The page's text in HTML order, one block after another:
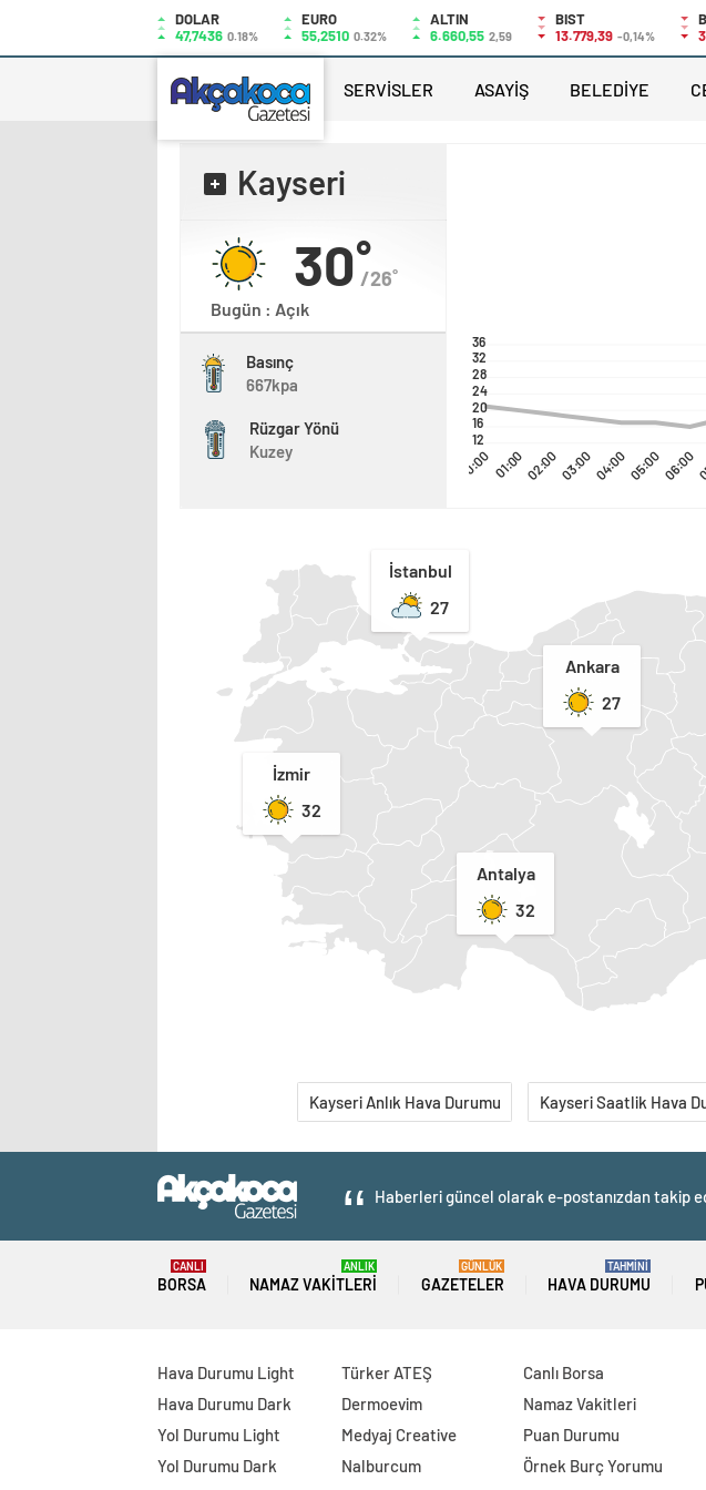
DOLAR
47,7436 0.18%
EURO
55,2510 0.32%
ALTIN
6.660,55 2,59
BIST
13.779,39 -0,14%
SERVİSLER ASAYİŞ BELEDİYE
Kayseri
30˚
/26˚
Bugün : Açık
Basınç
667kpa
Rüzgar Yönü
Kuzey
00:0001:0002:0003:0004:0005:0006:00
36
32
28
24
20
16
12
İstanbul
27
İzmir
32
Ankara
27
Antalya
32
Kayseri Anlık Hava Durumu Kayseri Saatlik Hava
Haberleri güncel olarak e-postanızdan takip
BORSA
CANLI
NAMAZ VAKITLERI
ANLIK
GAZETELER
GÜNLÜK
HAVA DURUMU
TAHMİNİ
Hava Durumu Light
Hava Durumu Dark
Yol Durumu Light
Yol Durumu Dark
Türker ATEŞ
Dermoevim
Medyaj Creative
Nalburcum
Canlı Borsa
Namaz Vakitleri
Puan Durumu
Örnek Burç Yorumu